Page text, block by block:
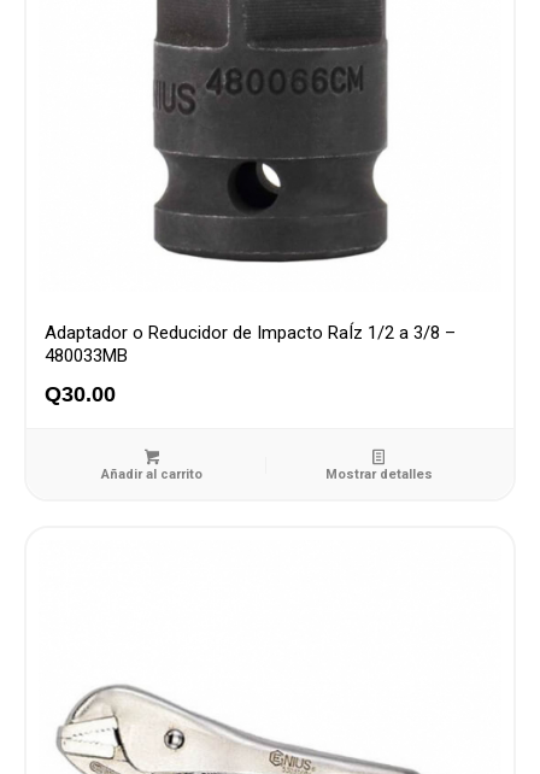
Adaptador o Reducidor de Impacto RaÍz 1/2 a 3/8 –
480033MB
Q30.00
Añadir al carrito Mostrar detalles